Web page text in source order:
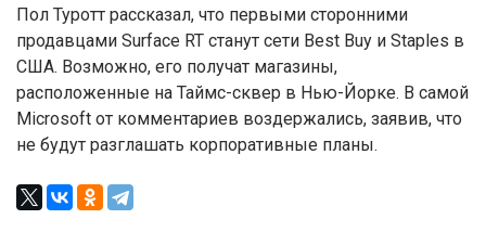
Пол Туротт рассказал, что первыми сторонними
продавцами Surface RT станут сети Best Buy и Staples в
США. Возможно, его получат магазины,
расположенные на Таймс-сквер в Нью-Йорке. В самой
Microsoft от комментариев воздержались, заявив, что
не будут разглашать корпоративные планы.